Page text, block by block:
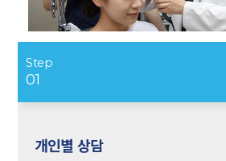
Step
01
개인별 상담